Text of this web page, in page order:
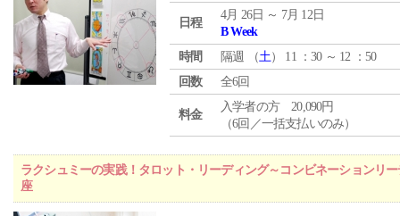
日程
4月 26日 ～ 7月 12日
B Week
時間
隔週 （土） 11 ：30 ～ 12 ：50
回数
全6回
料金
入学者の方 20,090円
（6回／一括支払いのみ）
ラクシュミーの実践！タロット・リーディング～コンビネーションリ
座